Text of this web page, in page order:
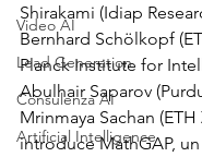
Video AI
Lead Generation
Consulenza AI
Artificial Intelligence
Shirakami (Idiap
Bernhard Schölkopf
Planck Institute for
Abulhair Saparov
Mrinmaya Sachan (ETH
introduce MathGAP,